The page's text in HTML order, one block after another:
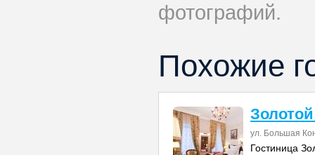
фотографий.
Похожие
ул. Большая
Гостиница